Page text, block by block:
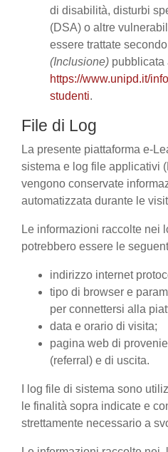
di disabilità, disturbi
(DSA) o altre
essere trattate secondo
(Inclusione) pubblicata
https://www.unipd.it/
studenti.
File di Log
La presente piattaforma e-
sistema e log file applicativi
vengono conservate
automatizzata durante le
Le informazioni raccolte nei
potrebbero essere le
indirizzo internet
tipo di browser e
per connettersi alla
data e orario di visita;
pagina web di
(referral) e di uscita.
I log file di sistema sono
le finalità sopra indicate e
strettamente necessario a